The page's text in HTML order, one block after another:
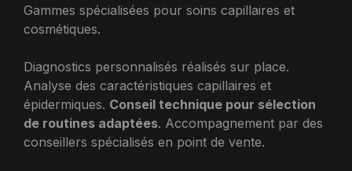
Gammes spécialisées pour soins capillaires et
cosmétiques.
Diagnostics personnalisés réalisés sur place.
Analyse des caractéristiques capillaires et
épidermiques. Conseil technique pour sélection
de routines adaptées. Accompagnement par des
conseillers spécialisés en point de vente.